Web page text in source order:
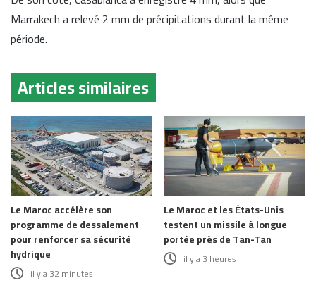
Marrakecha relevé 2 mm de précipitations durant la même
période.
Articles similaires
Le Maroc accélère son
programme de dessalement
pour renforcer sa sécurité
hydrique
il y a 32 minutes
Le Maroc et les États-Unis
testent un missile à longue
portée près de Tan-Tan
il y a 3 heures